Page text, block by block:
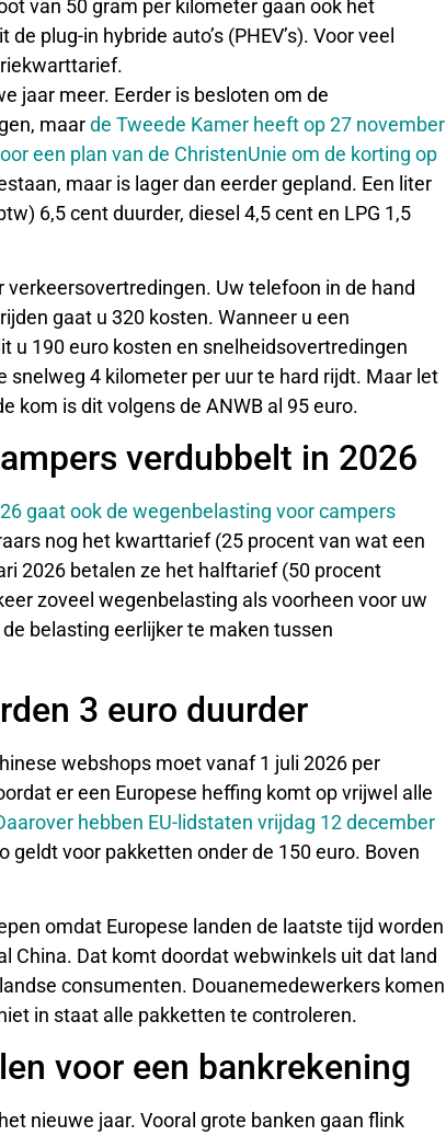
van 50 gram per kilometer gaan ook het
plug-in hybride auto’s (PHEV’s). Voor veel
jaar meer. Eerder is besloten om de
maarde Tweede Kamer heeft op 27 november
een plan van de ChristenUnie om de korting op
maar is lager dan eerder gepland. Een liter
6,5 cent duurder, diesel 4,5 cent en LPG 1,5
Uw telefoon in de hand
gaat u 320 kosten. Wanneer u een
u 190 euro kosten en snelheidsovertredingen
snelweg 4 kilometer per uur te hard rijdt. Maar let
kom is dit volgens de ANWB al 95 euro.
verdubbelt in 2026
gaat ook de wegenbelasting voor campers
nog het kwarttarief (25 procent van wat een
2026 betalen ze het halftarief (50 procent
zoveel wegenbelasting als voorheen voor uw
belasting eerlijker te maken tussen
3 euro duurder
webshops moet vanaf 1 juli 2026 per
er een Europese heffing komt op vrijwel alle
hebben EU-lidstaten vrijdag 12 december
geldt voor pakketten onder de 150 euro. Boven
omdat Europese landen de laatste tijd worden
China. Dat komt doordat webwinkels uit dat land
consumenten. Douanemedewerkers komen
in staat alle pakketten te controleren.
voor een bankrekening
nieuwe jaar. Vooral grote banken gaan flink